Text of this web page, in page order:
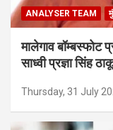
ANALYSER TEAM
मालेगाव बॉम्बस्फोट
साध्वी प्रज्ञा सिंह
Thursday, 31 July